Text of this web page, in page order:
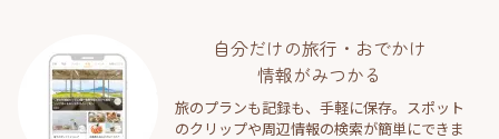
自分だけの旅行・おでかけ
情報がみつかる
旅のプランも記録も、手軽に保存。スポット
のクリップや周辺情報の検索が簡単にできま